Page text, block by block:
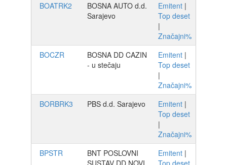
BOATRK2
BOSNA AUTO d.d.
Sarajevo
Emitent |
Top deset
|
Značajni%
BOCZR
BOSNA DD CAZIN
- u stečaju
Emitent |
Top deset
|
Značajni%
BORBRK3
PBS d.d. Sarajevo Emitent |
Top deset
|
Značajni%
BPSTR
BNT POSLOVNI
Emitent |